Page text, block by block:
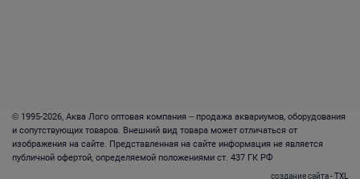
© 1995-2026, Аква Лого оптовая компания – продажа аквариумов, оборудования
и сопутствующих товаров. Внешний вид товара может отличаться от
изображения на сайте. Представленная на сайте информация не является
публичной офертой, определяемой положениями ст. 437 ГК РФ
создание сайта- TXL